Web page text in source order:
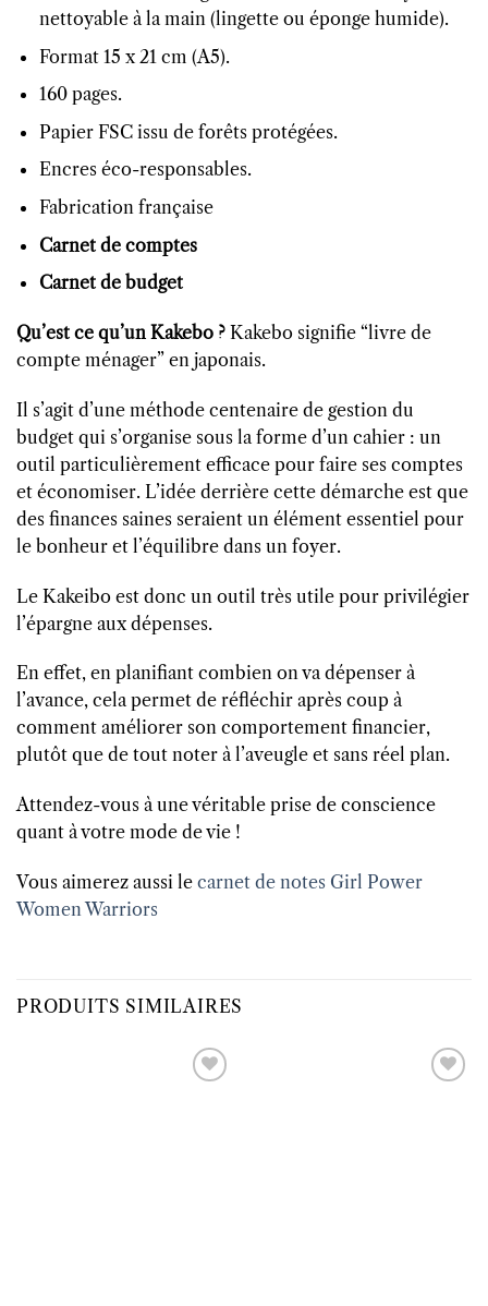
nettoyable à la main (lingette ou éponge humide).
Format 15 x 21 cm (A5).
160 pages.
Papier FSC issu de forêts protégées.
Encres éco-responsables.
Fabrication française
Carnet de comptes
Carnet de budget
Qu’est ce qu’un Kakebo ? Kakebo signifie “livre de
compte ménager” en japonais.
Il s’agit d’une méthode centenaire de gestion du
budget qui s’organise sous la forme d’un cahier : un
outil particulièrement efficace pour faire ses comptes
et économiser. L’idée derrière cette démarche est que
des finances saines seraient un élément essentiel pour
le bonheur et l’équilibre dans un foyer.
Le Kakeibo est donc un outil très utile pour privilégier
l’épargne aux dépenses.
En effet, en planifiant combien on va dépenser à
l’avance, cela permet de réfléchir après coup à
comment améliorer son comportement financier,
plutôt que de tout noter à l’aveugle et sans réel plan.
Attendez-vous à une véritable prise de conscience
quant à votre mode de vie !
Vous aimerez aussi le carnet de notes Girl Power
Women Warriors
PRODUITS SIMILAIRES